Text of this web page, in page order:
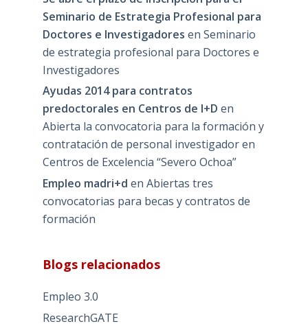
Seminario de Estrategia Profesional para
Doctores e Investigadores en Seminario
de estrategia profesional para Doctores e
Investigadores
Ayudas 2014 para contratos
predoctorales en Centros de I+D en
Abierta la convocatoria para la formación y
contratación de personal investigador en
Centros de Excelencia “Severo Ochoa”
Empleo madri+d en Abiertas tres
convocatorias para becas y contratos de
formación
Blogs relacionados
Empleo 3.0
ResearchGATE